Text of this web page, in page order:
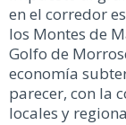
en el corredor
los Montes de
Golfo de
economía
parecer, con la
locales y